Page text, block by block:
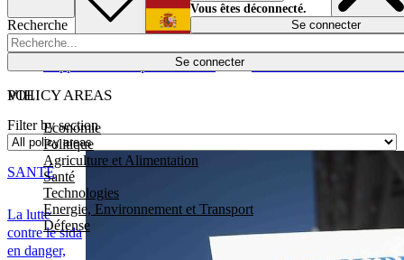
Recherche
Se connecter
POLICY AREAS
Economie
Politique
Agriculture et Alimentation
Santé
Technologies
Energie, Environnement et Transport
Défense
Économie
Español
Vous êtes déconnecté.
Se connecter
VIH
Filter by section
La lutte
contre le sida
en danger,
SANTÉ